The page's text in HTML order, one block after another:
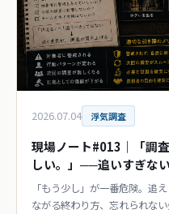
2026.07.04 浮気調査
現場ノート#013｜「調
しい。」──追いすぎな
「もう少し」が一番危険。追
ながる終わり方、忘れられな